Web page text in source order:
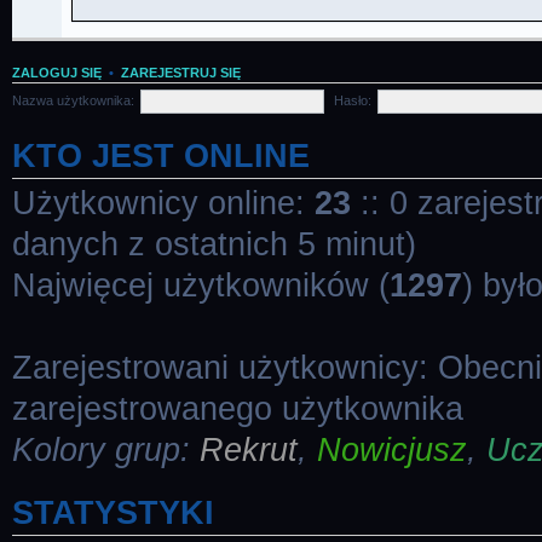
ZALOGUJ SIĘ • ZAREJESTRUJ SIĘ
Nazwa użytkownika:
Hasło:
KTO JEST ONLINE
Użytkownicy online: 23 :: 0
danych z ostatnich 5 minut)
Najwięcej użytkowników (1297)
Zarejestrowani użytkownicy:
zarejestrowanego użytkownika
Kolory grup: Rekrut, Nowicjusz,
STATYSTYKI